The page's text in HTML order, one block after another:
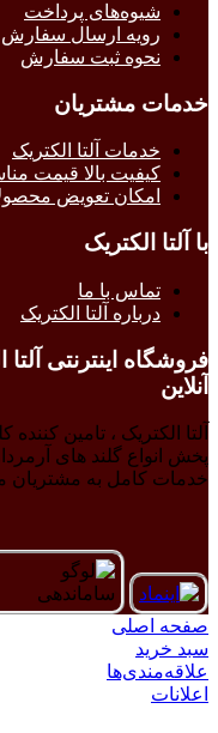
شیوه‌های پرداخت
رویه ارسال سفارش
نحوه ثبت سفارش
خدمات مشتریان
خدمات آلتا الکتریک
کیفیت بالا قیمت
امکان تعویض
با آلتا الکتریک
تماس با ما
درباره آلتا الکتریک
فروشگاه اینترنتی
آنلاین
آلتا الکتریک ، تامین
پخش انواع گلند های
خدمات کامل به مشتریان
صفحه اصلی
سبد خرید
علاقه‌مندی‌ها
اعلانات